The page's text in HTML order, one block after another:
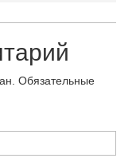
Обязательные